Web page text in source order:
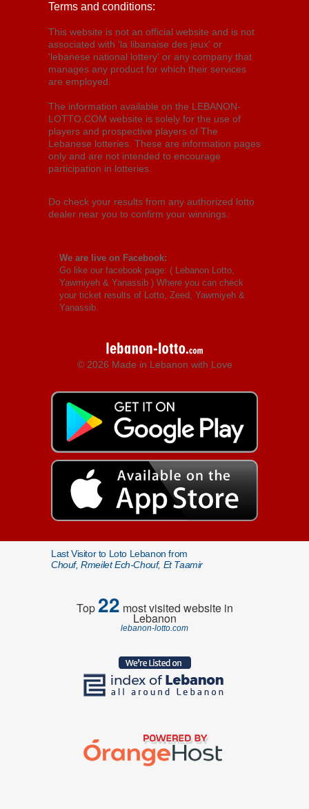
Terms and conditions:
This website is not an official website and is not
associated with 'la libanaise des jeux' or
'lebanese national lottery' or any company that
manages any product for which their services
are employed.
The information available on the LEBANON-
LOTTO.COM website is solely for the use of
players and prospective players of The
Lebanese lotteries. These are information pages
only and are not intended to encourage
participation in lotteries.
Do check your results from any authorized lotto
dealer near you to confirm your winnings.
We are live on Facebook:
Go like our facebook page: ( Lebanon Lotto,
Yawmiyeh & Yanassib ) Where you can check
your ticket results of Lotto, Zeed, Yawmiyeh &
Yanassib.
© 2026 Made in Lebanon with Love
Last Visitor to Loto Lebanon from
Chouf, Rmeilet Ech-Chouf, Et Taamir
Top22 most visited website in
Lebanon
lebanon-lotto.com